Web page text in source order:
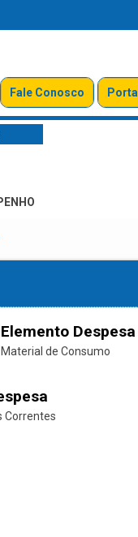
Fale Conosco
Elemento Despesa
Material de Consumo
Correntes